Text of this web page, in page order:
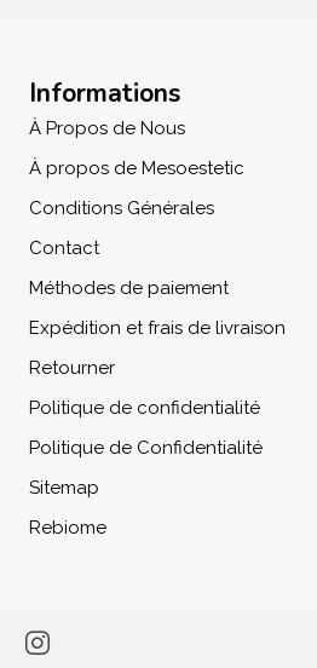
Informations
À Propos de Nous
À propos de Mesoestetic
Conditions Générales
Contact
Méthodes de paiement
Expédition et frais de livraison
Retourner
Politique de confidentialité
Politique de Confidentialité
Sitemap
Rebiome